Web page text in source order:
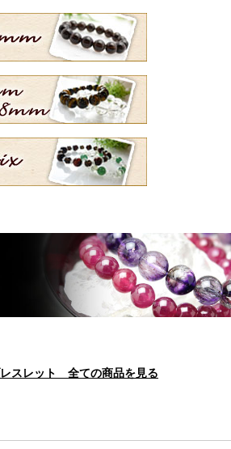
スレット 全ての商品を見る